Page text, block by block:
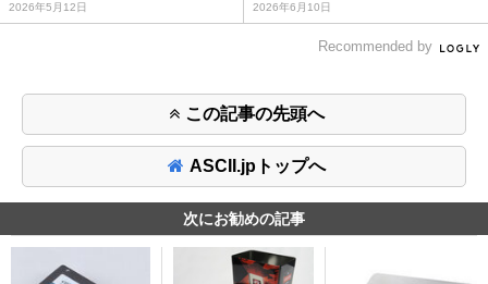
2026年5月12日 2026年6月10日
Recommended by
この記事の先頭へ
ASCII.jpトップへ
次にお勧めの記事